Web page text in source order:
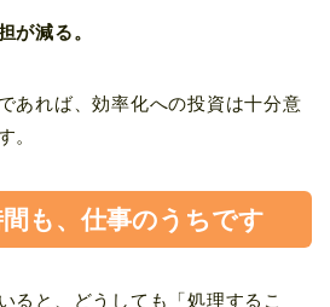
が減る。
あれば、効率化への投資は十分意
。
も、仕事のうちです
ると、どうしても「処理するこ